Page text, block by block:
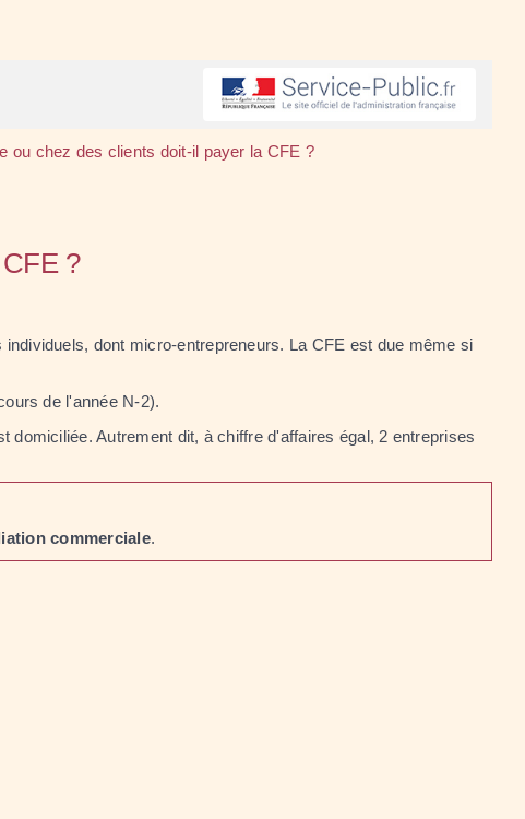
ou chez des clients doit-il payer la CFE ?
?
individuels, dont micro-entrepreneurs. La CFE est due même si
de l'année N-2).
domiciliée. Autrement dit, à chiffre d'affaires égal, 2 entreprises
commerciale.